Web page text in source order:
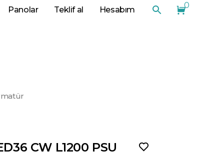
Panolar Teklif al Hesabım 0
CW L1200 PSU